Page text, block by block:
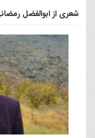
شعری از ابوالفضل